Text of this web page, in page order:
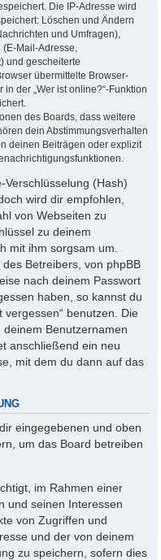
Die IP-Adresse wird
Löschen und Ändern
und Umfragen),
Mail-Adresse,
und gescheiterte
übermittelte Browser-
der „Wer ist online?“-Funktion
des Boards, dass weitere
dein Abstimmungsverhalten
deinen Beiträgen oder explizit
Verschlüsselung (Hash)
wird dir empfohlen,
von Webseiten zu
zu deinem
mit ihm sorgsam um.
Betreibers, von phpBB
nach deinem Passwort
haben, so kannst du
vergessen“ benutzen. Die
Benutzernamen
anschließend ein neu
mit dem du dann auf das
eingegebenen und oben
um das Board betreiben
im Rahmen einer
und seinen Interessen
von Zugriffen und
und der von deinem
zu speichern, sofern dies